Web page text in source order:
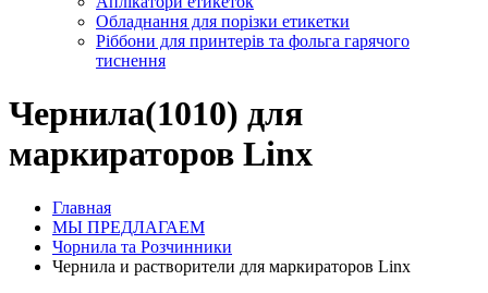
Обладнання для порізки етикетки
Ріббони для принтерів та фольга гарячого
тиснення
Чернила(1010) для
маркираторов Linx
Главная
МЫ ПРЕДЛАГАЕМ
Чорнила та Розчинники
Чернила и растворители для маркираторов Linx